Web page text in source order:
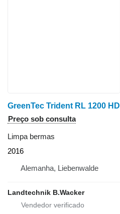
GreenTec Trident RL 1200 HD
Preço sob consulta
Limpa bermas
2016
Alemanha, Liebenwalde
Landtechnik B.Wacker